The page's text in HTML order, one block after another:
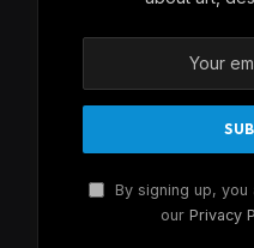
By signing up,
our Privacy